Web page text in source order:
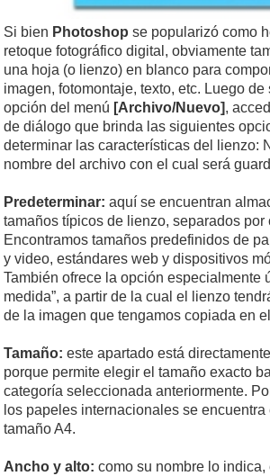
Si bien Photoshop se popularizó como
retoque fotográfico digital, obviamente
una hoja (o lienzo) en blanco para
imagen, fotomontaje, texto, etc. Luego
opción del menú [Archivo/Nuevo],
de diálogo que brinda las siguientes
determinar las características del lienzo:
nombre del archivo con el cual será
Predeterminar: aquí se encuentran
tamaños típicos de lienzo, separados por
Encontramos tamaños predefinidos de
y video, estándares web y dispositivos
También ofrece la opción especialmente
medida”, a partir de la cual el lienzo
de la imagen que tengamos copiada en
Tamaño: este apartado está
porque permite elegir el tamaño exacto
categoría seleccionada anteriormente.
los papeles internacionales se
tamaño A4.
Ancho y alto: como su nombre lo indica,